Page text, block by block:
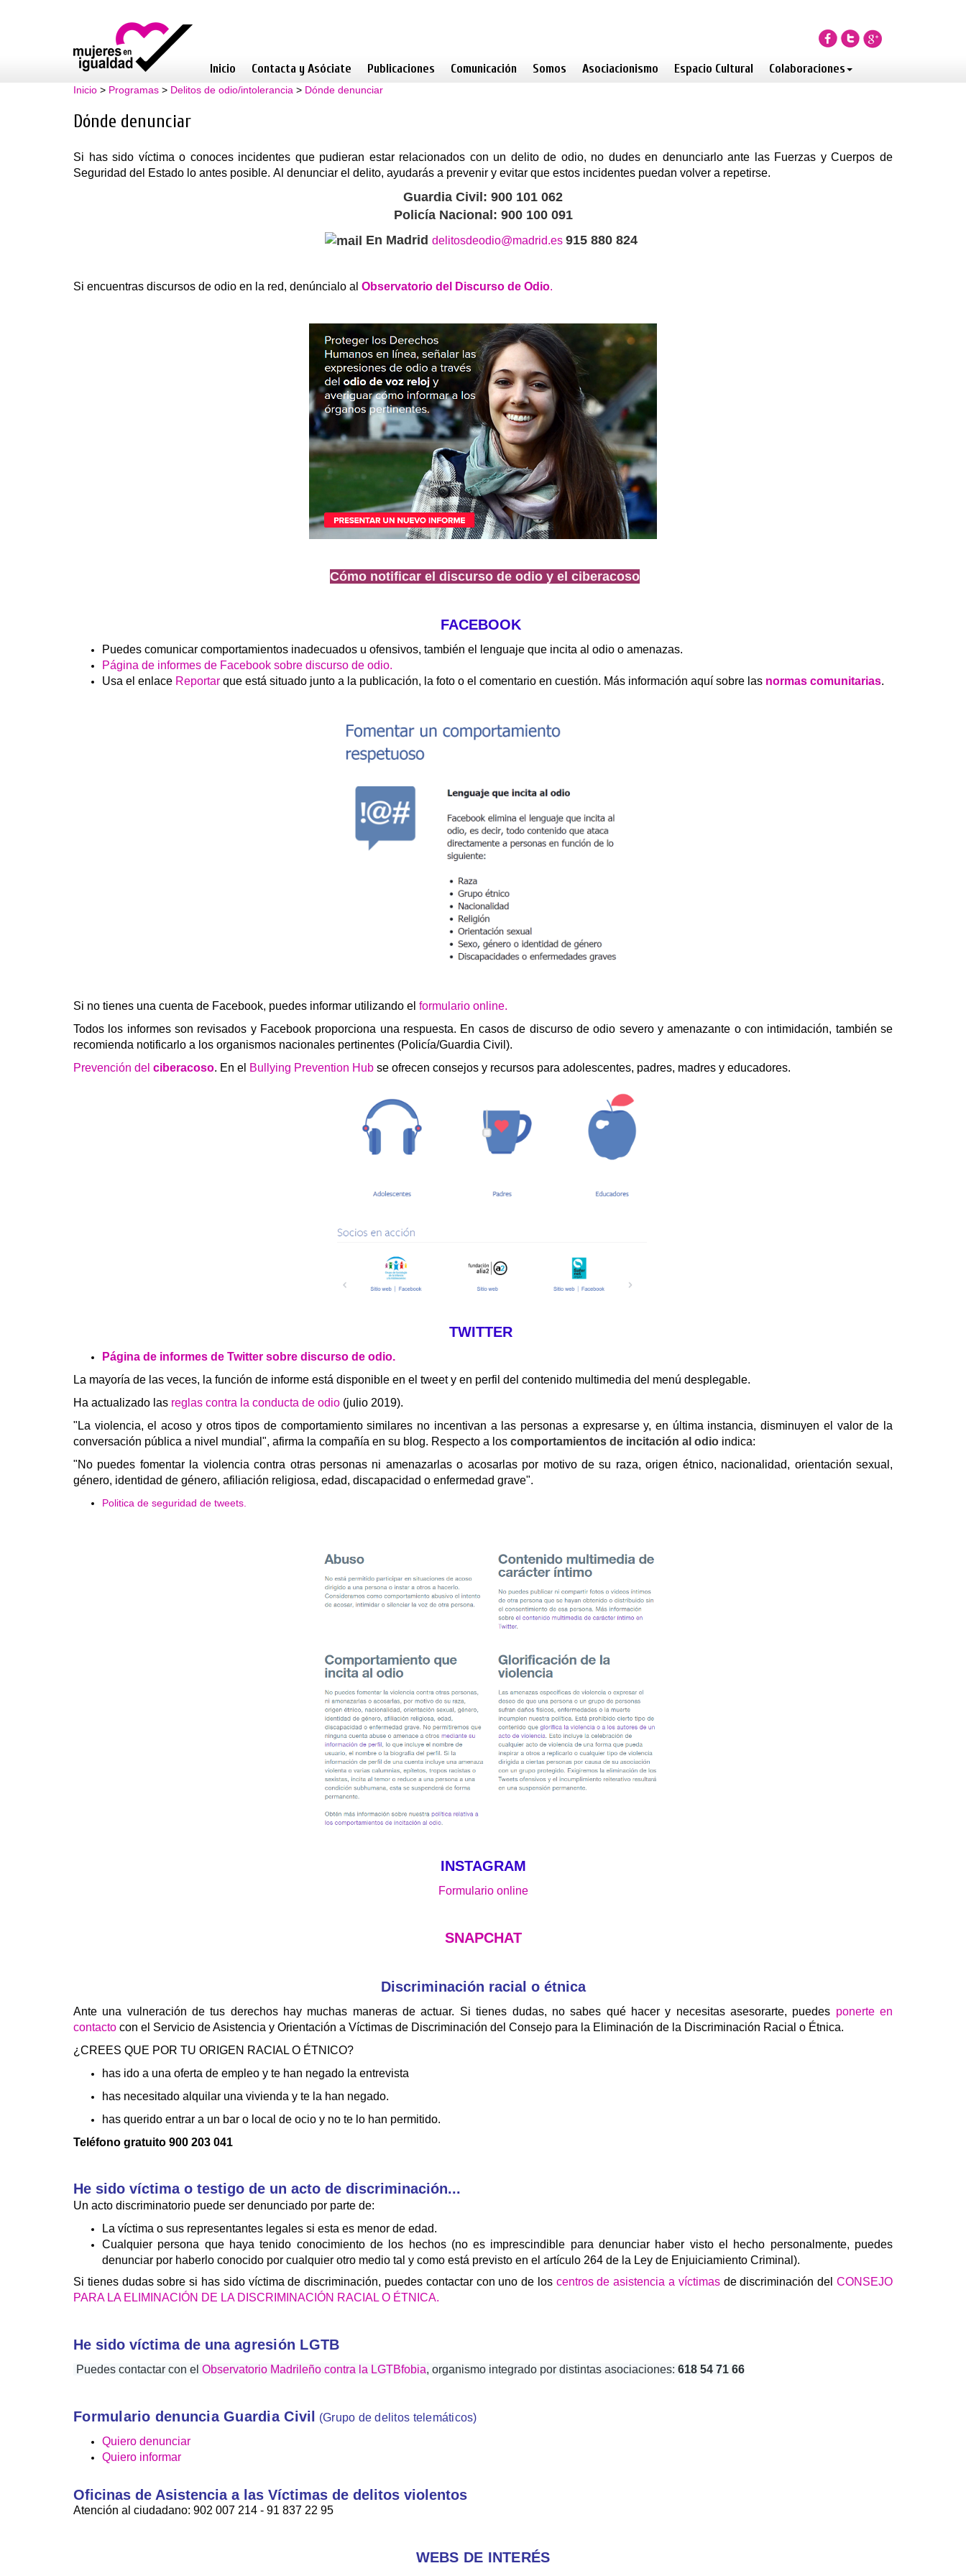
Inicio Contacta y Asóciate Publicaciones Comunicación Somos Asociacionismo Espacio Cultural Colaboraciones
Inicio > Programas > Delitos de odio/intolerancia > Dónde denunciar
Dónde denunciar
Si has sido víctima o conoces incidentes que pudieran estar relacionados con un delito de odio, no dudes en denunciarlo ante las Fuerzas y Cuerpos de
Seguridad del Estado lo antes posible. Al denunciar el delito, ayudarás a prevenir y evitar que estos incidentes puedan volver a repetirse.
Guardia Civil: 900 101 062
Policía Nacional: 900 100 091
En Madrid delitosdeodio@madrid.es 915 880 824
Si encuentras discursos de odio en la red, denúncialo al Observatorio del Discurso de Odio.
Cómo notificar el discurso de odio y el ciberacoso
FACEBOOK
Puedes comunicar comportamientos inadecuados u ofensivos, también el lenguaje que incita al odio o amenazas.
Página de informes de Facebook sobre discurso de odio.
Usa el enlace Reportar que está situado junto a la publicación, la foto o el comentario en cuestión. Más información aquí sobre las normas comunitarias.
Si no tienes una cuenta de Facebook, puedes informar utilizando el formulario online.
Todos los informes son revisados ​​y Facebook proporciona una respuesta. En casos de discurso de odio severo y amenazante o con intimidación, también se
recomienda notificarlo a los organismos nacionales pertinentes (Policía/Guardia Civil).
Prevención del ciberacoso. En el Bullying Prevention Hub se ofrecen consejos y recursos para adolescentes, padres, madres y educadores.
TWITTER
Página de informes de Twitter sobre discurso de odio.
La mayoría de las veces, la función de informe está disponible en el tweet y en perfil del contenido multimedia del menú desplegable.
Ha actualizado las reglas contra la conducta de odio (julio 2019).
"La violencia, el acoso y otros tipos de comportamiento similares no incentivan a las personas a expresarse y, en última instancia, disminuyen el valor de la
conversación pública a nivel mundial", afirma la compañía en su blog. Respecto a los comportamientos de incitación al odio indica:
"No puedes fomentar la violencia contra otras personas ni amenazarlas o acosarlas por motivo de su raza, origen étnico, nacionalidad, orientación sexual,
género, identidad de género, afiliación religiosa, edad, discapacidad o enfermedad grave".
Politica de seguridad de tweets.
INSTAGRAM
Formulario online
SNAPCHAT
Discriminación racial o étnica
Ante una vulneración de tus derechos hay muchas maneras de actuar. Si tienes dudas, no sabes qué hacer y necesitas asesorarte, puedes ponerte en
contacto con el Servicio de Asistencia y Orientación a Víctimas de Discriminación del Consejo para la Eliminación de la Discriminación Racial o Étnica.
¿CREES QUE POR TU ORIGEN RACIAL O ÉTNICO?
has ido a una oferta de empleo y te han negado la entrevista
has necesitado alquilar una vivienda y te la han negado.
has querido entrar a un bar o local de ocio y no te lo han permitido.
Teléfono gratuito 900 203 041
He sido víctima o testigo de un acto de discriminación...
Un acto discriminatorio puede ser denunciado por parte de:
La víctima o sus representantes legales si esta es menor de edad.
Cualquier persona que haya tenido conocimiento de los hechos (no es imprescindible para denunciar haber visto el hecho personalmente, puedes
denunciar por haberlo conocido por cualquier otro medio tal y como está previsto en el artículo 264 de la Ley de Enjuiciamiento Criminal).
Si tienes dudas sobre si has sido víctima de discriminación, puedes contactar con uno de los centros de asistencia a víctimasde discriminación delCONSEJO
PARA LA ELIMINACIÓN DE LA DISCRIMINACIÓN RACIAL O ÉTNICA.
He sido víctima de una agresión LGTB
Puedes contactar con el Observatorio Madrileño contra la LGTBfobia, organismo integrado por distintas asociaciones: 618 54 71 66
Formulario denuncia Guardia Civil
(Grupo de delitos telemáticos)
Quiero denunciar
Quiero informar
Oficinas de Asistencia a las Víctimas de delitos violentos
Atención al ciudadano: 902 007 214 - 91 837 22 95
WEBS DE INTERÉS